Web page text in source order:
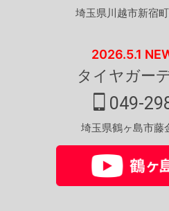
埼玉県川越市新宿
2026.5.1
タイヤガー
049-
埼玉県鶴ヶ島市藤